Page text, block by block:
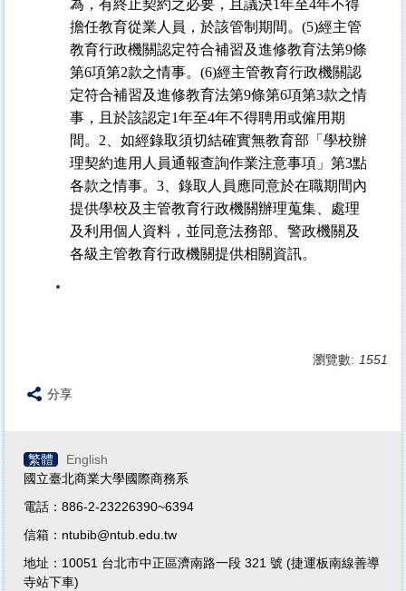
為，有終止契約之必要，且議決1年至4年不得
擔任教育從業人員，於該管制期間。(5)經主管
教育行政機關認定符合補習及進修教育法第9條
第6項第2款之情事。(6)經主管教育行政機關認
定符合補習及進修教育法第9條第6項第3款之情
事，且於該認定1年至4年不得聘用或僱用期
間。2、如經錄取須切結確實無教育部「學校辦
理契約進用人員通報查詢作業注意事項」第3點
各款之情事。3、錄取人員應同意於在職期間內
提供學校及主管教育行政機關辦理蒐集、處理
及利用個人資料，並同意法務部、警政機關及
各級主管教育行政機關提供相關資訊。
瀏覽數: 1551
分享
繁體
English
國立臺北商業大學國際商務系
電話：886-2-23226390~6394
信箱：ntubib@ntub.edu.tw
地址：10051 台北市中正區濟南路一段 321 號 (捷運板南線善導
寺站下車)